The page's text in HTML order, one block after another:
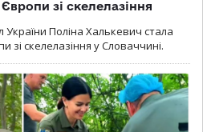
зі скелелазіння
Поліна Халькевич стала
скелелазіння у Словаччині.